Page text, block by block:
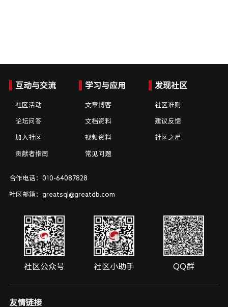
互动与交流
社区活动
论坛问答
加入社区
贡献者指南
学习与应用
文章博客
文档资料
视频资料
常见问题
发现社区
社区准则
建议反馈
社区之星
合作电话：010-64087828
社区邮箱：greatsql@greatdb.com
社区公众号 社区小助手 QQ群
友情链接